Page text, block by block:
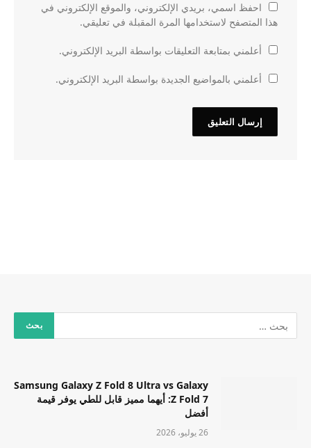
احفظ اسمي، بريدي الإلكتروني، والموقع الإلكتروني في
هذا المتصفح لاستخدامها المرة المقبلة في تعليقي.
أعلمني بمتابعة التعليقات بواسطة البريد الإلكتروني.
أعلمني بالمواضيع الجديدة بواسطة البريد الإلكتروني.
Samsung Galaxy Z Fold 8 Ultra vs Galaxy
Z Fold 7: أيهما مميز قابل للطي يوفر قيمة
أفضل
26 يوليو، 2026